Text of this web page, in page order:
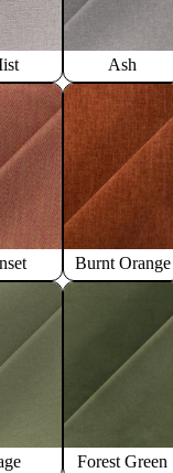
Ash
Burnt Orange
Forest Green